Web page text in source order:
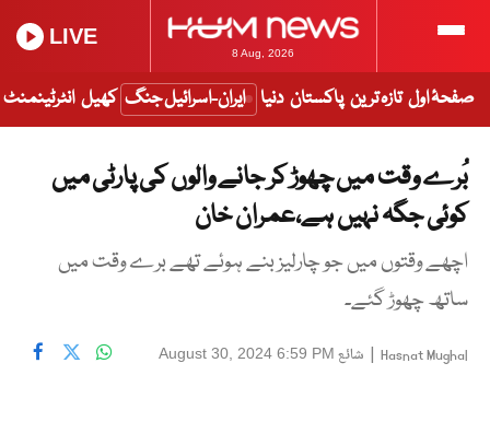
8 Aug, 2026
LIVE
صفحۂ اول تازہ ترین پاکستان دنیا ایران-اسرائیل جنگ کھیل انٹرٹینمنٹ
بُرے وقت میں چھوڑ کر جانے والوں کی پارٹی میں
کوئی جگہ نہیں ہے،عمران خان
اچھے وقتوں میں جو چارلیز بنے ہوئے تھے برے وقت میں
ساتھ چھوڑ گئے۔
Hasnat Mughal
| شائع August 30, 2024 6:59 PM